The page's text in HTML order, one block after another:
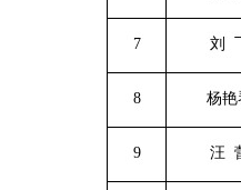
7 刘
8 杨艳
9 汪